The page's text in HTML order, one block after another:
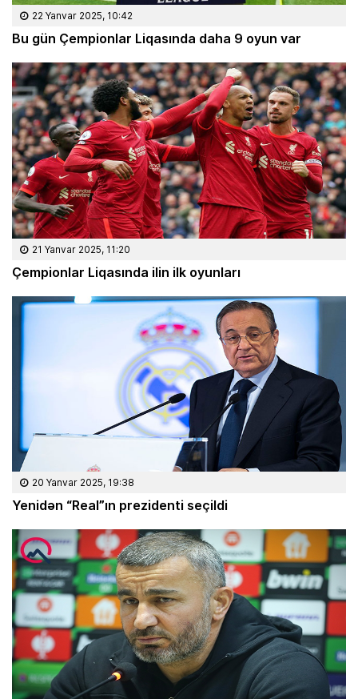
22 Yanvar 2025, 10:42
Bu gün Çempionlar Liqasında daha 9 oyun var
21 Yanvar 2025, 11:20
Çempionlar Liqasında ilin ilk oyunları
20 Yanvar 2025, 19:38
Yenidən “Real”ın prezidenti seçildi